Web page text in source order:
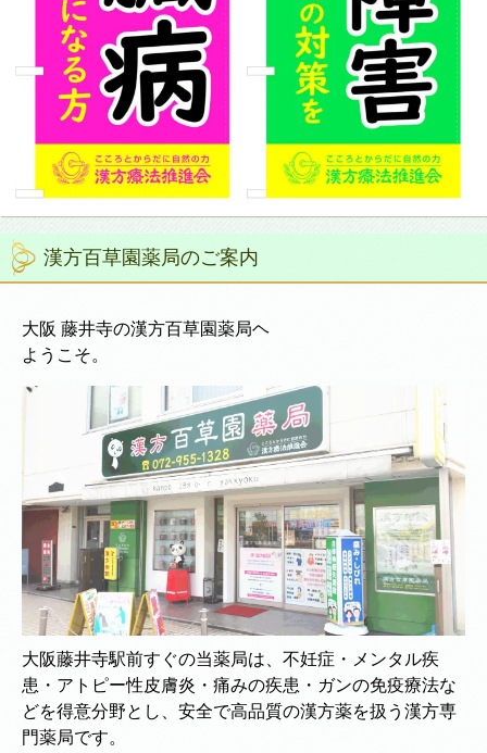
漢方百草園薬局のご案内
大阪 藤井寺の漢方百草園薬局ヘ
ようこそ。
大阪藤井寺駅前すぐの当薬局は、不妊症・メンタル疾
患・アトピー性皮膚炎・痛みの疾患・ガンの免疫療法な
どを得意分野とし、安全で高品質の漢方薬を扱う漢方専
門薬局です。